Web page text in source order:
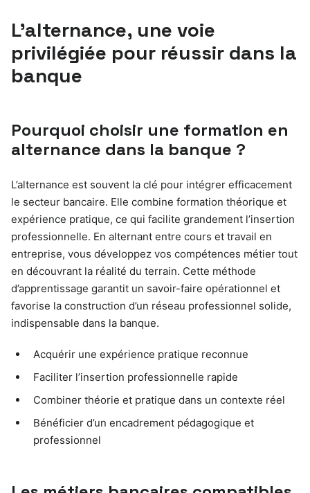
L’alternance, une voie
privilégiée pour réussir dans la
banque
Pourquoi choisir une formation en
alternance dans la banque ?
L’alternance est souvent la clé pour intégrer efficacement
le secteur bancaire. Elle combine formation théorique et
expérience pratique, ce qui facilite grandement l’insertion
professionnelle. En alternant entre cours et travail en
entreprise, vous développez vos compétences métier tout
en découvrant la réalité du terrain. Cette méthode
d’apprentissage garantit un savoir-faire opérationnel et
favorise la construction d’un réseau professionnel solide,
indispensable dans la banque.
Acquérir une expérience pratique reconnue
Faciliter l’insertion professionnelle rapide
Combiner théorie et pratique dans un contexte réel
Bénéficier d’un encadrement pédagogique et
professionnel